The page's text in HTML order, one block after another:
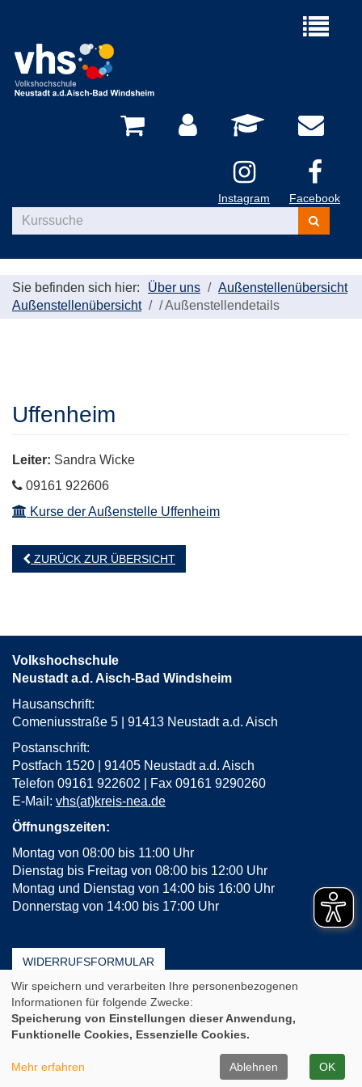
Menü
Instagram Facebook
Kurse
suchen
Sie befinden sich hier: Über uns
Außenstellenübersicht
Außenstellenübersicht
/Außenstellendetails
Uffenheim
Leiter: Sandra Wicke
Telefon
09161 922606
Kurse der Außenstelle Uffenheim
ZURÜCK ZUR ÜBERSICHT
Volkshochschule
Neustadt a.d. Aisch-Bad Windsheim
Hausanschrift:
Comeniusstraße 5 | 91413 Neustadt a.d. Aisch
Postanschrift:
Postfach 1520 | 91405 Neustadt a.d. Aisch
Telefon 09161 922602 | Fax 09161 9290260
E-Mail: vhs(at)kreis-nea.de
Öffnungszeiten:
Montag von 08:00 bis 11:00 Uhr
Dienstag bis Freitag von 08:00 bis 12:00 Uhr
Montag und Dienstag von 14:00 bis 16:00 Uhr
Donnerstag von 14:00 bis 17:00 Uhr
WIDERRUFSFORMULAR
AGB Impressum
Erklärung zur Barrierefreiheit
Häufige Fragen (FAQ)
Datenschutz
Cookie Einstellungen
Kontrast
Wir speichern und verarbeiten Ihre personenbezogenen
Informationen für folgende Zwecke:
Speicherung von Einstellungen dieser Anwendung,
Funktionelle Cookies, Essenzielle Cookies.
Mehr erfahren Ablehnen OK